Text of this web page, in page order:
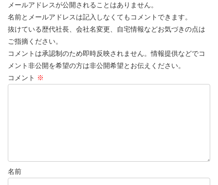
メールアドレスが公開されることはありません。
名前とメールアドレスは記入しなくてもコメントできます。
抜けている歴代社長、会社名変更、自宅情報などお気づきの点は
ご指摘ください。
コメントは承認制のため即時反映されません。情報提供などでコ
メント非公開を希望の方は非公開希望とお伝えください。
コメント ※
名前